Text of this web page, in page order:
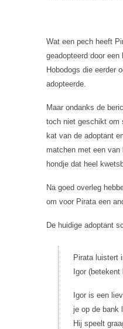
Wat een pech heeft
geadopteerd door
Hobodogs die eerder
adopteerde.
Maar ondanks de
toch niet geschikt om
kat van de adoptant
matchen met een van
hondje dat heel
Na goed overleg
om voor Pirata een
De huidige adoptant
Pirata luistert
Igor (betekent
Igor is een
je op de bank
Hij speelt